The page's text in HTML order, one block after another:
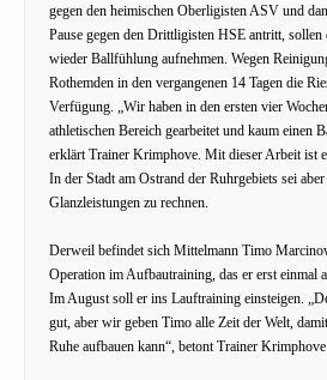
gegen den heimischen Oberligisten ASV und
Pause gegen den Drittligisten HSE antritt,
wieder Ballfühlung aufnehmen. Wegen
Rothemden in den vergangenen 14 Tagen die
Verfügung. „Wir haben in den ersten vier
athletischen Bereich gearbeitet und kaum einen
erklärt Trainer Krimphove. Mit dieser Arbeit ist
In der Stadt am Ostrand der Ruhrgebiets sei
Glanzleistungen zu rechnen.
Derweil befindet sich Mittelmann Timo
Operation im Aufbautraining, das er erst einmal
Im August soll er ins Lauftraining einsteigen.
gut, aber wir geben Timo alle Zeit der Welt,
Ruhe aufbauen kann“, betont Trainer Krimphove.